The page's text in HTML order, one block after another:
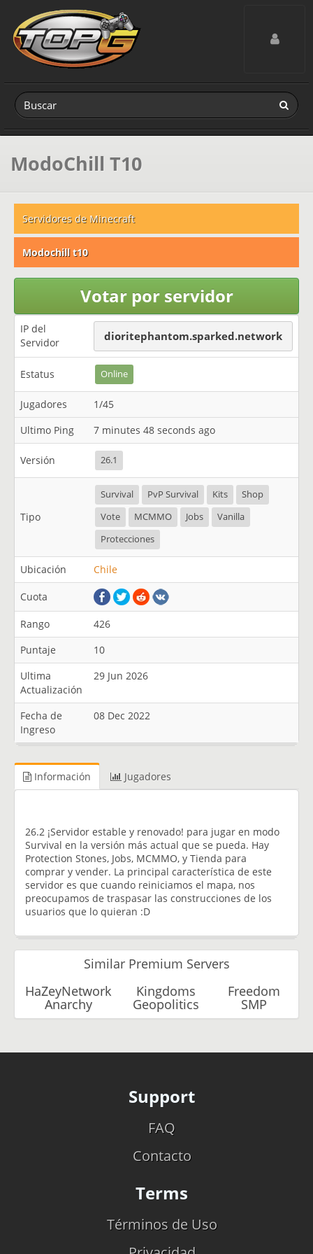
Toggle
ModoChill T10
Servidores de Minecraft
Modochill t10
Votar por servidor
IP del
Servidor
dioritephantom.sparked.network
Estatus Online
Jugadores
1/45
Ultimo Ping
7 minutes 48 seconds ago
Versión 26.1
Tipo
Survival PvP Survival Kits
Shop
Vote
MCMMO Jobs
Vanilla
Protecciones
Ubicación Chile
Cuota
Rango
426
Puntaje
10
Ultima
Actualización
29 Jun 2026
Fecha de
Ingreso
08 Dec 2022
Información Jugadores
26.2 ¡Servidor estable y renovado! para jugar en modo
Survival en la versión más actual que se pueda. Hay
Protection Stones, Jobs, MCMMO, y Tienda para
comprar y vender. La principal característica de este
servidor es que cuando reiniciamos el mapa, nos
preocupamos de traspasar las construcciones de los
usuarios que lo quieran :D
Similar Premium Servers
HaZeyNetwork
Anarchy
Kingdoms
Geopolitics
Freedom
SMP
Support
FAQ
Contacto
Terms
Términos de Uso